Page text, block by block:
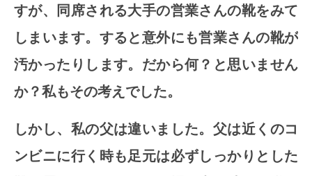
すが、同席される大手の営業さんの靴をみて
しまいます。すると意外にも営業さんの靴が
汚かったりします。だから何？と思いません
か？私もその考えでした。
しかし、私の父は違いました。父は近くのコ
ンビニに行く時も足元は必ずしっかりとした